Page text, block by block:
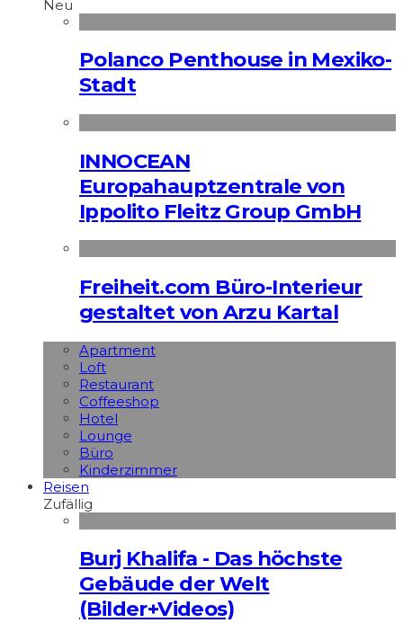
Neu
Polanco Penthouse in Mexiko-
Stadt
INNOCEAN
Europahauptzentrale von
Ippolito Fleitz Group GmbH
Freiheit.com Büro-Interieur
gestaltet von Arzu Kartal
Apart­ment
Loft
Restaurant
Coffeeshop
Hotel
Lounge
Büro
Kinderzimmer
Reisen
Zufällig
Burj Khalifa - Das höchste
Gebäude der Welt
(Bilder+Videos)